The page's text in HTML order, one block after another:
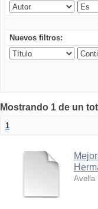
Nuevos filtros:
Mostrando 1 de un
1
Avella